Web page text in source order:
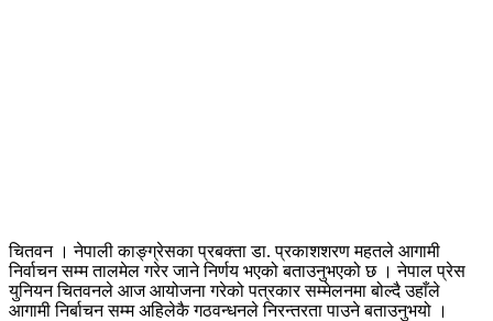
चितवन । नेपाली काङ्ग्रेसका प्रबक्ता डा. प्रकाशशरण महतले आगामी
निर्वाचन सम्म तालमेल गरेर जाने निर्णय भएको बताउनुभएको छ । नेपाल प्रेस
युनियन चितवनले आज आयोजना गरेको पत्रकार सम्मेलनमा बोल्दै उहाँले
आगामी निर्बाचन सम्म अहिलेकै गठवन्धनले निरन्तरता पाउने बताउनुभयो ।